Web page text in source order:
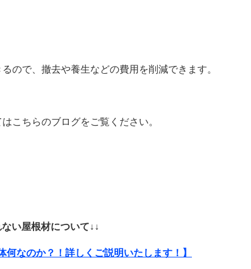
ので、撤去や養生などの費用を削減できます。
こちらのブログをご覧ください。
ない屋根材について↓↓
何なのか？！詳しくご説明いたします！】